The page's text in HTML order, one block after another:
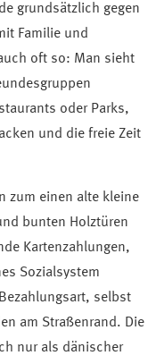
grundsätzlich gegen
Familie und
oft so: Man sieht
oder Parks,
und die freie Zeit
zum einen alte kleine
bunten Holztüren
Kartenzahlungen,
Sozialsystem
selbst
am Straßenrand. Die
nur als dänischer